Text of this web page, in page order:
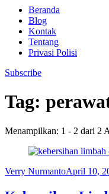
Beranda
Blog
Kontak
Tentang
Privasi Polisi
Subscribe
Tag:
Menampilkan: 1 - 2 dari 2
Verry NurmantoApril 10,